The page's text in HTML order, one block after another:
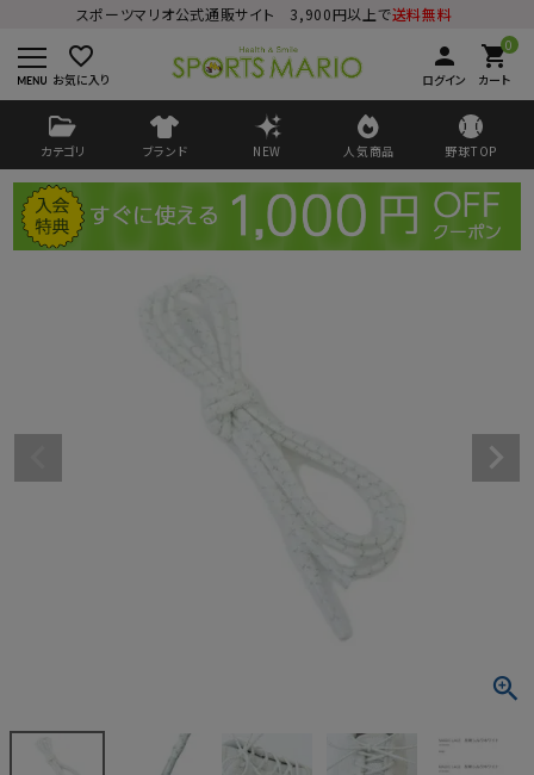
スポーツマリオ公式通販サイト 3,900円以上で送料無料
favorite_border
お気に入り
person
ログイン
0
shopping_cart
カート
カテゴリ ブランド NEW 人気商品 野球TOP
On